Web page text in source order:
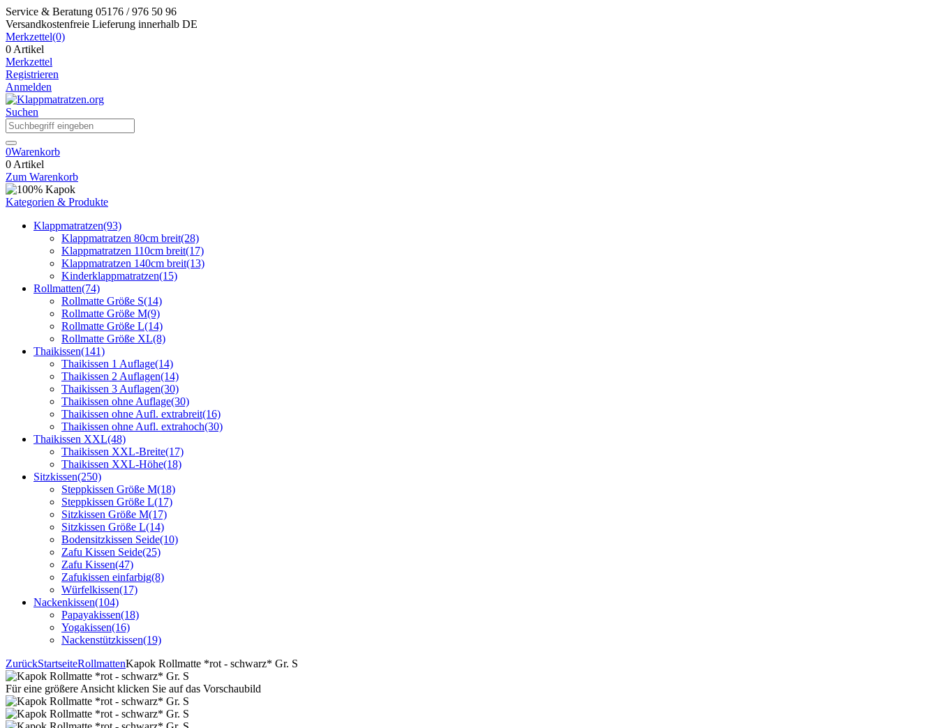
Service & Beratung 05176 / 976 50 96
Versandkostenfreie Lieferung innerhalb DE
Merkzettel(0)
0 Artikel
Merkzettel
Registrieren
Anmelden
Suchen
0Warenkorb
0 Artikel
Zum Warenkorb
Kategorien & Produkte
Klappmatratzen(93)
Klappmatratzen 80cm breit(28)
Klappmatratzen 110cm breit(17)
Klappmatratzen 140cm breit(13)
Kinderklappmatratzen(15)
Rollmatten(74)
Rollmatte Größe S(14)
Rollmatte Größe M(9)
Rollmatte Größe L(14)
Rollmatte Größe XL(8)
Thaikissen(141)
Thaikissen 1 Auflage(14)
Thaikissen 2 Auflagen(14)
Thaikissen 3 Auflagen(30)
Thaikissen ohne Auflage(30)
Thaikissen ohne Aufl. extrabreit(16)
Thaikissen ohne Aufl. extrahoch(30)
Thaikissen XXL(48)
Thaikissen XXL-Breite(17)
Thaikissen XXL-Höhe(18)
Sitzkissen(250)
Steppkissen Größe M(18)
Steppkissen Größe L(17)
Sitzkissen Größe M(17)
Sitzkissen Größe L(14)
Bodensitzkissen Seide(10)
Zafu Kissen Seide(25)
Zafu Kissen(47)
Zafukissen einfarbig(8)
Würfelkissen(17)
Nackenkissen(104)
Papayakissen(18)
Yogakissen(16)
Nackenstützkissen(19)
ZurückStartseiteRollmattenKapok Rollmatte *rot - schwarz* Gr. S
Für eine größere Ansicht klicken Sie auf das Vorschaubild